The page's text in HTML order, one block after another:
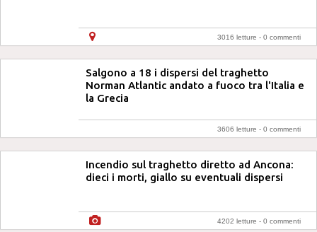
3016 letture - 0 commenti
Salgono a 18 i dispersi del traghetto
Norman Atlantic andato a fuoco tra l'Italia e
la Grecia
3606 letture - 0 commenti
Incendio sul traghetto diretto ad Ancona:
dieci i morti, giallo su eventuali dispersi
4202 letture - 0 commenti